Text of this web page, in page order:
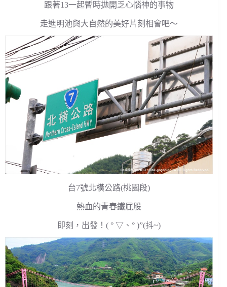
跟著13一起暫時拋開乏心惱神的事物
走進明池與大自然的美好片刻相會吧～
台7號北橫公路(桃園段)
熱血的青春鐵屁股
即刻，出發！( ° ▽、° )”(抖~)